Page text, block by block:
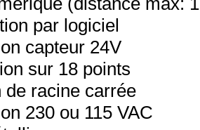
par logiciel
capteur 24V
sur 18 points
de racine carrée
230 ou 115 VAC